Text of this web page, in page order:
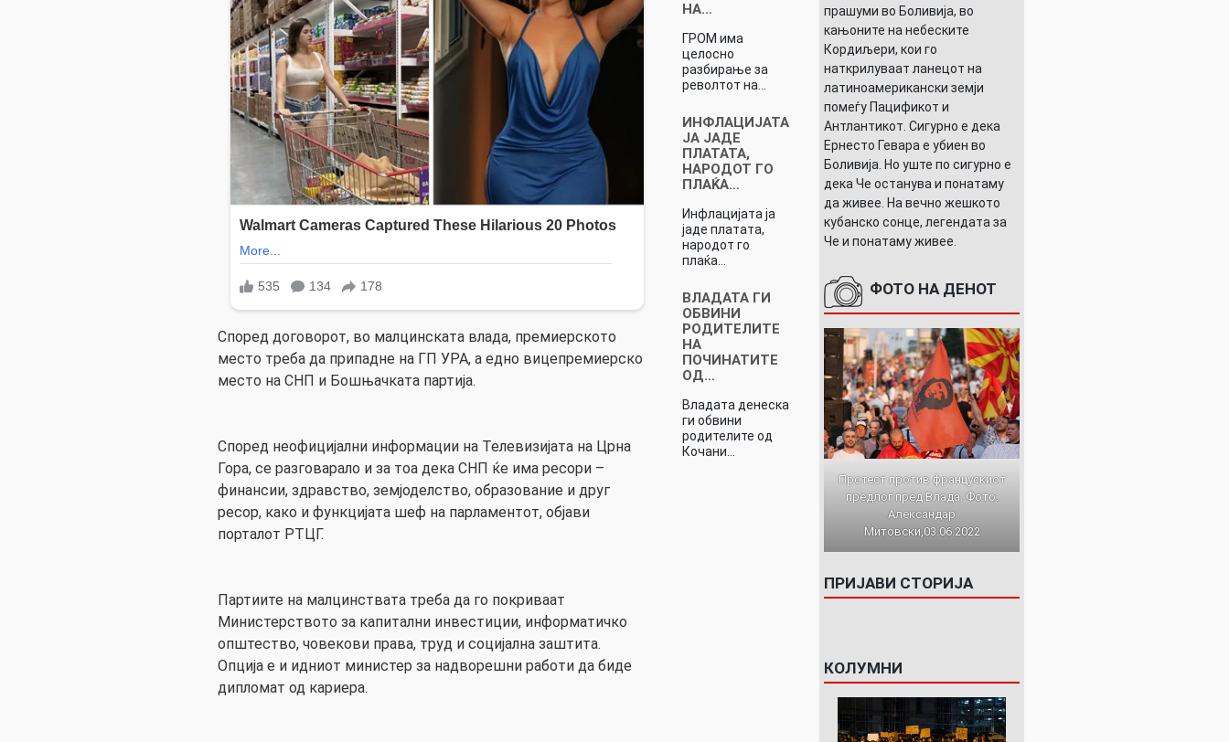
Според договорот, во малцинската влада, премиерското
место треба да припадне на ГП УРА, а едно вицепремиерско
место на СНП и Бошњачката партија.
Според неофицијални информации на Телевизијата на Црна
Гора, се разговарало и за тоа дека СНП ќе има ресори –
финансии, здравство, земјоделство, образование и друг
ресор, како и функцијата шеф на парламентот, објави
порталот РТЦГ.
Партиите на малцинствата треба да го покриваат
Министерството за капитални инвестиции, информатичко
општество, човекови права, труд и социјална заштита.
Опција е и идниот министер за надворешни работи да биде
дипломат од кариера.
НА…
ГРОМ има
целосно
разбирање за
револтот на…
ИНФЛАЦИЈАТА
ЈА ЈАДЕ
ПЛАТАТА,
НАРОДОТ ГО
ПЛАЌА…
Инфлацијата ја
јаде платата,
народот го
плаќа…
ВЛАДАТА ГИ
ОБВИНИ
РОДИТЕЛИТЕ
НА
ПОЧИНАТИТЕ
ОД…
Владата денеска
ги обвини
родителите од
Кочани…
прашуми во Боливија, во
кањоните на небеските
Кордиљери, кои го
наткрилуваат ланецот на
латиноамерикански земји
помеѓу Пацификот и
Антлантикот. Сигурно е дека
Ернесто Гевара е убиен во
Боливија. Но уште по сигурно е
дека Че останува и понатаму
да живее. На вечно жешкото
кубанско сонце, легендата за
Че и понатаму живее.
ФОТО НА ДЕНОТ
Протест против францускиот
предлог пред Влада. Фото:
Александар
Митовски,03.06.2022
ПРИЈАВИ СТОРИЈА
КОЛУМНИ